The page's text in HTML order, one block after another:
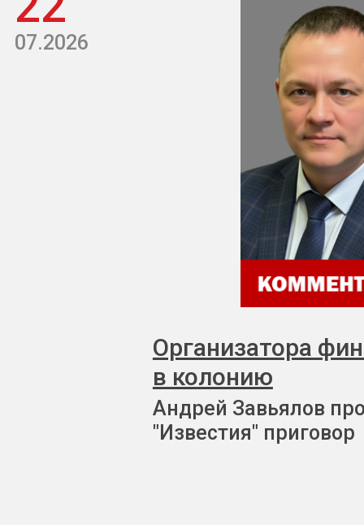
07.2026
Организатора
в колонию
Андрей Завьялов
"Известия" приговор